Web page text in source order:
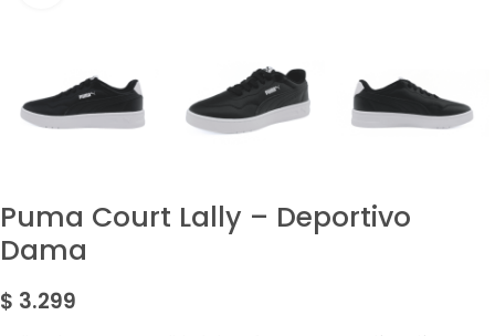
Puma Court Lally – Deportivo
Dama
$ 3.299